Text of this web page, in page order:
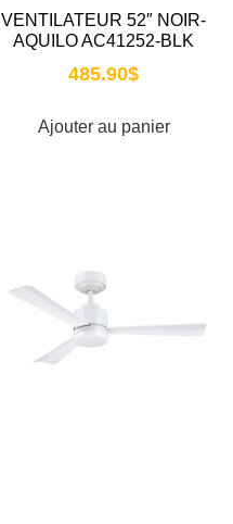
VENTILATEUR 52″ NOIR-
AQUILO AC41252-BLK
485.90$
Ajouter au panier